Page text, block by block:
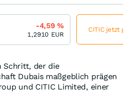
Schritt, der die
Dubais maßgeblich prägen
und CITIC Limited, einer
-4,59%
1,2910 EUR
CITIC jetzt